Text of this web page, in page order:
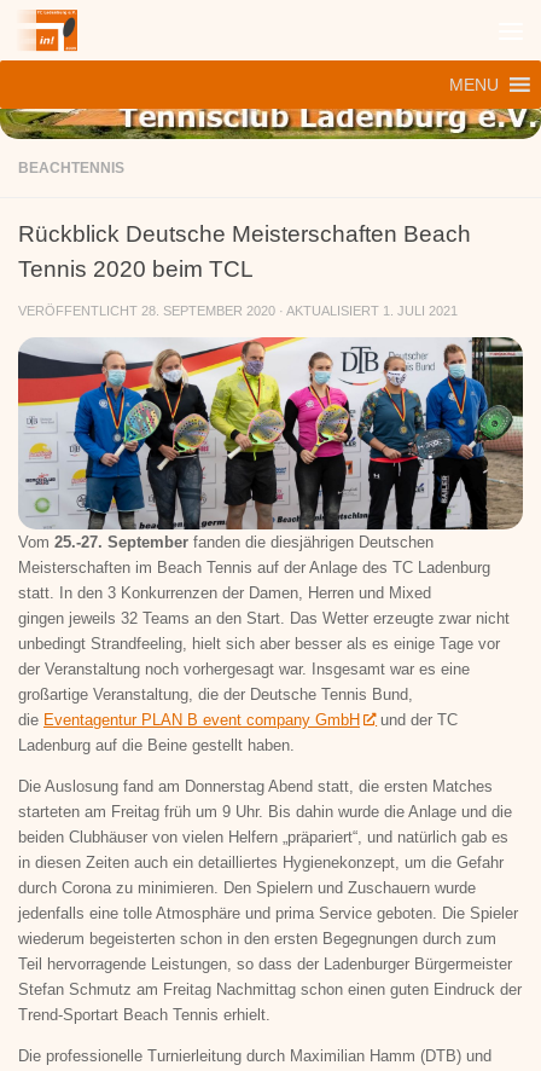
Zum Inhalt springen
MENU
BEACHTENNIS
Rückblick Deutsche Meisterschaften Beach
Tennis 2020 beim TCL
VERÖFFENTLICHT 28. SEPTEMBER 2020 · AKTUALISIERT 1. JULI 2021
Vom 25.-27. September fanden die diesjährigen Deutschen
Meisterschaften im Beach Tennis auf der Anlage des TC Ladenburg
statt. In den 3 Konkurrenzen der Damen, Herren und Mixed
gingen jeweils 32 Teams an den Start. Das Wetter erzeugte zwar nicht
unbedingt Strandfeeling, hielt sich aber besser als es einige Tage vor
der Veranstaltung noch vorhergesagt war. Insgesamt war es eine
großartige Veranstaltung, die der Deutsche Tennis Bund,
die Eventagentur PLAN B event company GmbH
und der TC
Ladenburg auf die Beine gestellt haben.
Die Auslosung fand am Donnerstag Abend statt, die ersten Matches
starteten am Freitag früh um 9 Uhr. Bis dahin wurde die Anlage und die
beiden Clubhäuser von vielen Helfern „präpariert“, und natürlich gab es
in diesen Zeiten auch ein detailliertes Hygienekonzept, um die Gefahr
durch Corona zu minimieren. Den Spielern und Zuschauern wurde
jedenfalls eine tolle Atmosphäre und prima Service geboten. Die Spieler
wiederum begeisterten schon in den ersten Begegnungen durch zum
Teil hervorragende Leistungen, so dass der Ladenburger Bürgermeister
Stefan Schmutz am Freitag Nachmittag schon einen guten Eindruck der
Trend-Sportart Beach Tennis erhielt.
Die professionelle Turnierleitung durch Maximilian Hamm (DTB) und